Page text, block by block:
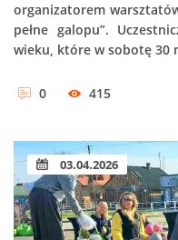
organizatorem
pełne galopu”.
wieku, które w sobotę 30
0 415
03.04.2026